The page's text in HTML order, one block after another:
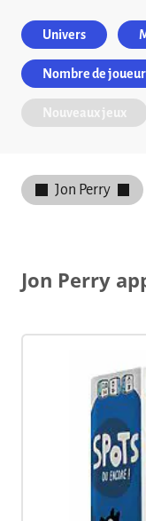
Univers
Nombre de
Nouveaux jeux
Jon Perry
Jon Perry